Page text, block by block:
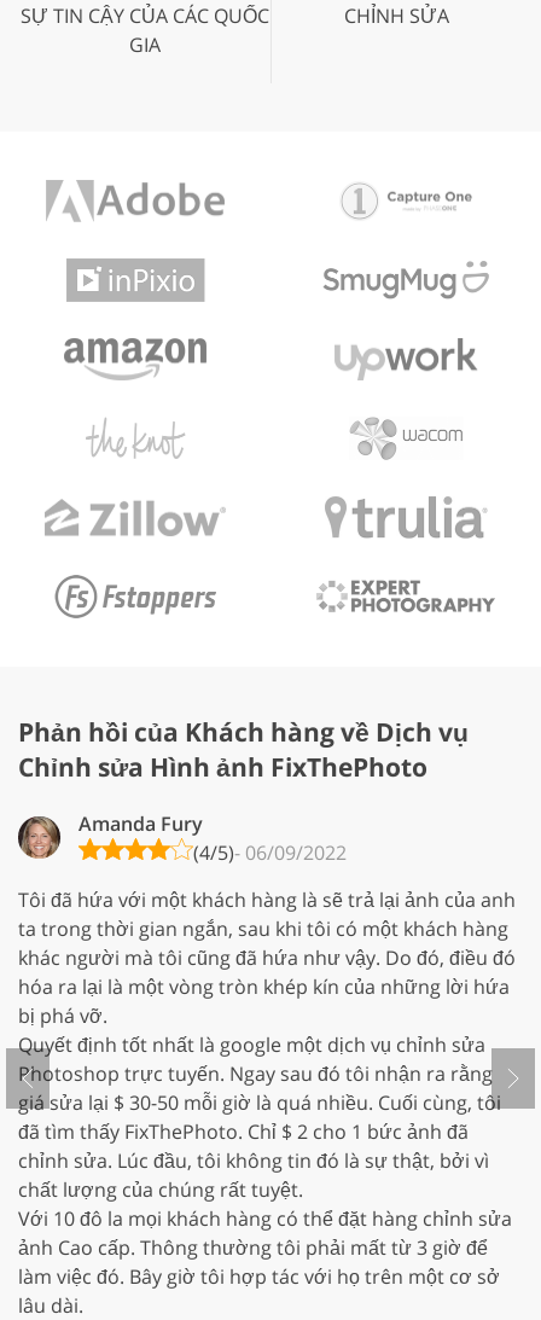
SỰ TIN CẬY CỦA CÁC QUỐC
GIA
CHỈNH SỬA
Phản hồi của Khách hàng về Dịch vụ
Chỉnh sửa Hình ảnh FixThePhoto
Amanda Fury
(4/5)- 06/09/2022
Tôi đã hứa với một khách hàng là sẽ trả lại ảnh của anh
ta trong thời gian ngắn, sau khi tôi có một khách hàng
khác người mà tôi cũng đã hứa như vậy. Do đó, điều đó
hóa ra lại là một vòng tròn khép kín của những lời hứa
bị phá vỡ.
Quyết định tốt nhất là google một dịch vụ chỉnh sửa
Photoshop trực tuyến. Ngay sau đó tôi nhận ra rằng
giá sửa lại $ 30-50 mỗi giờ là quá nhiều. Cuối cùng, tôi
đã tìm thấy FixThePhoto. Chỉ $ 2 cho 1 bức ảnh đã
chỉnh sửa. Lúc đầu, tôi không tin đó là sự thật, bởi vì
chất lượng của chúng rất tuyệt.
Với 10 đô la mọi khách hàng có thể đặt hàng chỉnh sửa
ảnh Cao cấp. Thông thường tôi phải mất từ 3 giờ để
làm việc đó. Bây giờ tôi hợp tác với họ trên một cơ sở
lâu dài.